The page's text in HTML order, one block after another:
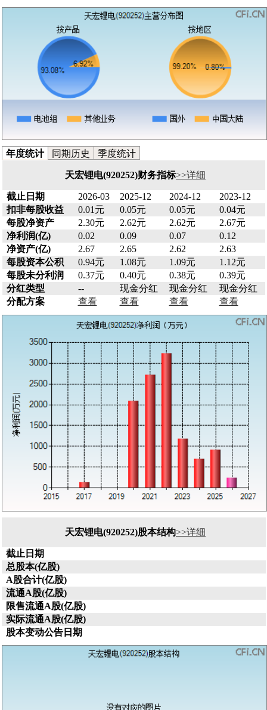
年度统计 同期历史 季度统计
天宏锂电(920252)财务指标>>详细
截止日期 2026-03 2025-12 2024-12
2023-12
扣非每股收益
0.01元 0.05元 0.05元
0.04元
每股净资产
2.30元 2.62元 2.62元
2.67元
净利润(亿)
0.02 0.09 0.07
0.12
净资产(亿)
2.67 2.65 2.62
2.63
每股资本公积
0.94元 1.08元 1.09元
1.12元
每股未分利润
0.37元 0.40元 0.38元
0.39元
分红类型
-- 现金分红 现金分红
现金分红
分配方案
查看 查看 查看 查看
天宏锂电(920252)股本结构>>详细
截止日期
总股本(亿股)
A股合计(亿股)
流通A股(亿股)
限售流通A股(亿股)
实际流通A股(亿股)
股本变动公告日期